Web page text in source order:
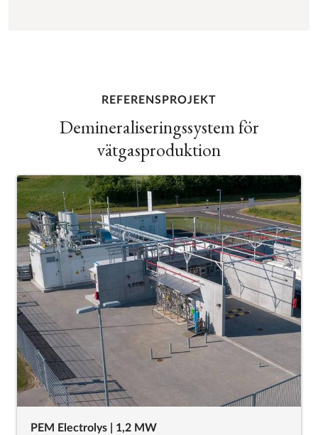
REFERENSPROJEKT
Demineraliseringssystem för
vätgasproduktion
PEM Electrolys | 1,2 MW